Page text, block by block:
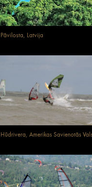
Pāvilosta, Latvija
Hūdrivera, Amerikas Savienotās